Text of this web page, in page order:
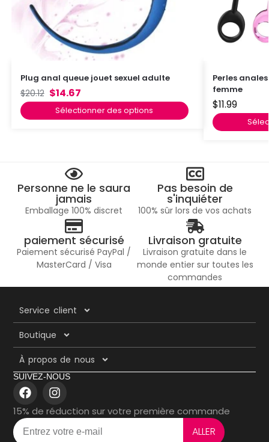
Plug anal queue jouet sexuel adulte
$20.12 $14.67
Sélectionner des options
Perles
femme
$11.99
Personne ne le saura
jamais
Emballage 100% discret
Pas besoin de
s'inquiéter
100% sûr lors de vos achats
paiement sécurisé
Paiement sécurisé PayPal /
MasterCard / Visa
Livraison gratuite
Livraison gratuite dans le
monde entier sur toutes les
commandes
Service client
Boutique
À propos de nous
SUIVEZ-NOUS
15% de réduction sur votre première commande
ALLER